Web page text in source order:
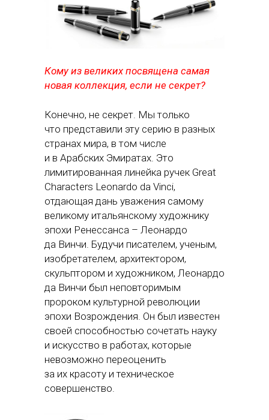
Кому из великих посвящена самая
новая коллекция, если не секрет?
Конечно, не секрет. Мы только
что представили эту серию в разных
странах мира, в том числе
и в Арабских Эмиратах. Это
лимитированная линейка ручек Great
Characters Leonardo da Vinci,
отдающая дань уважения самому
великому итальянскому художнику
эпохи Ренессанса – Леонардо
да Винчи. Будучи писателем, ученым,
изобретателем, архитектором,
скульптором и художником, Леонардо
да Винчи был неповторимым
пророком культурной революции
эпохи Возрождения. Он был известен
своей способностью сочетать науку
и искусство в работах, которые
невозможно переоценить
за их красоту и техническое
совершенство.